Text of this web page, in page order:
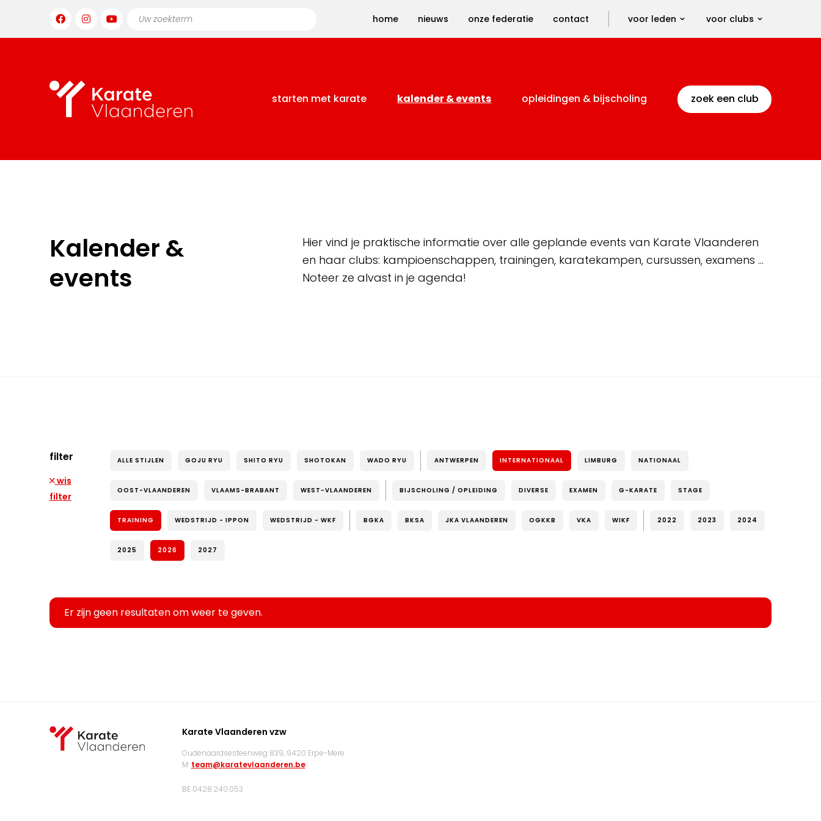
home nieuws onze federatie contact voor leden voor clubs
starten met karate kalender & events opleidingen & bijscholing zoek een club
Kalender &
events
Hier vind je praktische informatie over alle geplande events van Karate Vlaanderen
en haar clubs: kampioenschappen, trainingen, karatekampen, cursussen, examens …
Noteer ze alvast in je agenda!
filter
wis
filter
ALLE STIJLEN GOJU RYU SHITO RYU SHOTOKAN WADO RYU ANTWERPEN INTERNATIONAAL LIMBURG NATIONAAL
OOST-VLAANDEREN VLAAMS-BRABANT WEST-VLAANDEREN BIJSCHOLING / OPLEIDING DIVERSE EXAMEN G-KARATE STAGE
TRAINING WEDSTRIJD - IPPON WEDSTRIJD - WKF BGKA BKSA JKA VLAANDEREN OGKKB VKA WIKF 2022 2023 2024
2025 2026 2027
Er zijn geen resultaten om weer te geven.
Karate Vlaanderen vzw
Oudenaardsesteenweg 839, 9420 Erpe-Mere
M: team@karatevlaanderen.be
BE 0428.240.053